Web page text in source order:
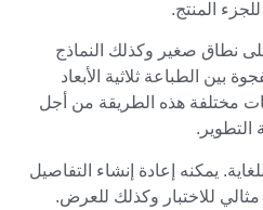
المنتج.
نطاق صغير وكذلك النماذج
بين الطباعة ثلاثية الأبعاد
مختلفة هذه الطريقة من أجل
يمكنه إعادة إنشاء التفاصيل
للاختبار وكذلك للعرض.